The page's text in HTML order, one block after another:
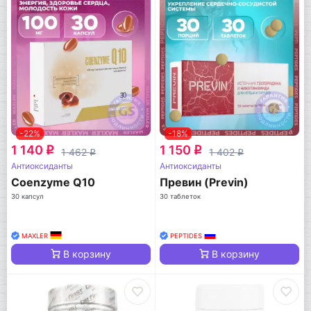
-22%
1 140 q 1 462q
Антиоксиданты
Coenzyme Q10
30 капсул
MAXLER
В корзину
-18%
1 150 q 1 402q
Антиоксиданты
Превин (Previn)
30 таблеток
PEPTIDES
В корзину